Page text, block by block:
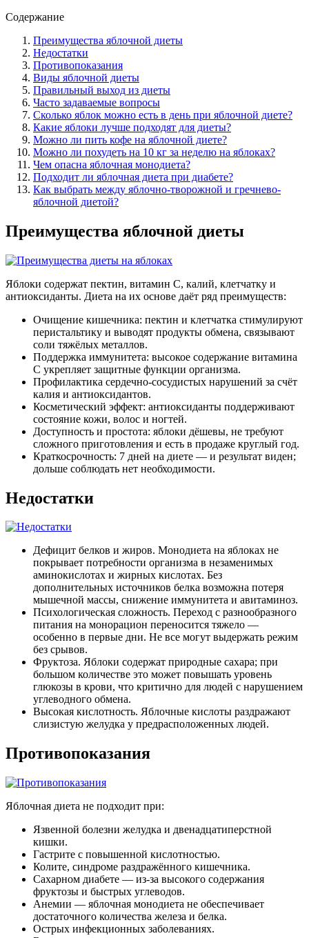
Содержание
Преимущества яблочной диеты
Недостатки
Противопоказания
Виды яблочной диеты
Правильный выход из диеты
Часто задаваемые вопросы
Сколько яблок можно есть в день при яблочной диете?
Какие яблоки лучше подходят для диеты?
Можно ли пить кофе на яблочной диете?
Можно ли похудеть на 10 кг за неделю на яблоках?
Чем опасна яблочная монодиета?
Подходит ли яблочная диета при диабете?
Как выбрать между яблочно-творожной и гречнево-
яблочной диетой?
Преимущества яблочной диеты
Яблоки содержат пектин, витамин C, калий, клетчатку и
антиоксиданты. Диета на их основе даёт ряд преимуществ:
Очищение кишечника: пектин и клетчатка стимулируют
перистальтику и выводят продукты обмена, связывают
соли тяжёлых металлов.
Поддержка иммунитета: высокое содержание витамина
С укрепляет защитные функции организма.
Профилактика сердечно-сосудистых нарушений за счёт
калия и антиоксидантов.
Косметический эффект: антиоксиданты поддерживают
состояние кожи, волос и ногтей.
Доступность и простота: яблоки дёшевы, не требуют
сложного приготовления и есть в продаже круглый год.
Краткосрочность: 7 дней на диете — и результат виден;
дольше соблюдать нет необходимости.
Недостатки
Дефицит белков и жиров. Монодиета на яблоках не
покрывает потребности организма в незаменимых
аминокислотах и жирных кислотах. Без
дополнительных источников белка возможна потеря
мышечной массы, снижение иммунитета и авитаминоз.
Психологическая сложность. Переход с разнообразного
питания на монорацион переносится тяжело —
особенно в первые дни. Не все могут выдержать режим
без срывов.
Фруктоза. Яблоки содержат природные сахара; при
большом количестве это может повышать уровень
глюкозы в крови, что критично для людей с нарушением
углеводного обмена.
Высокая кислотность. Яблочные кислоты раздражают
слизистую желудка у предрасположенных людей.
Противопоказания
Яблочная диета не подходит при:
Язвенной болезни желудка и двенадцатиперстной
кишки.
Гастрите с повышенной кислотностью.
Колите, синдроме раздражённого кишечника.
Сахарном диабете — из-за высокого содержания
фруктозы и быстрых углеводов.
Анемии — яблочная монодиета не обеспечивает
достаточного количества железа и белка.
Острых инфекционных заболеваниях.